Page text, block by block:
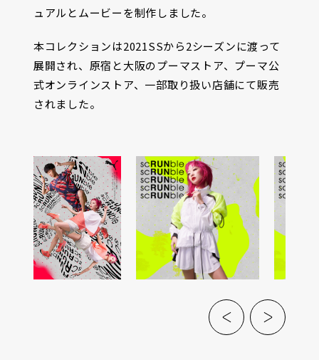
ュアルとムービーを制作しました。
本コレクションは2021SSから2シーズンに渡って
展開され、原宿と大阪のプーマストア、プーマ公
式オンラインストア、一部取り扱い店舗にて販売
されました。